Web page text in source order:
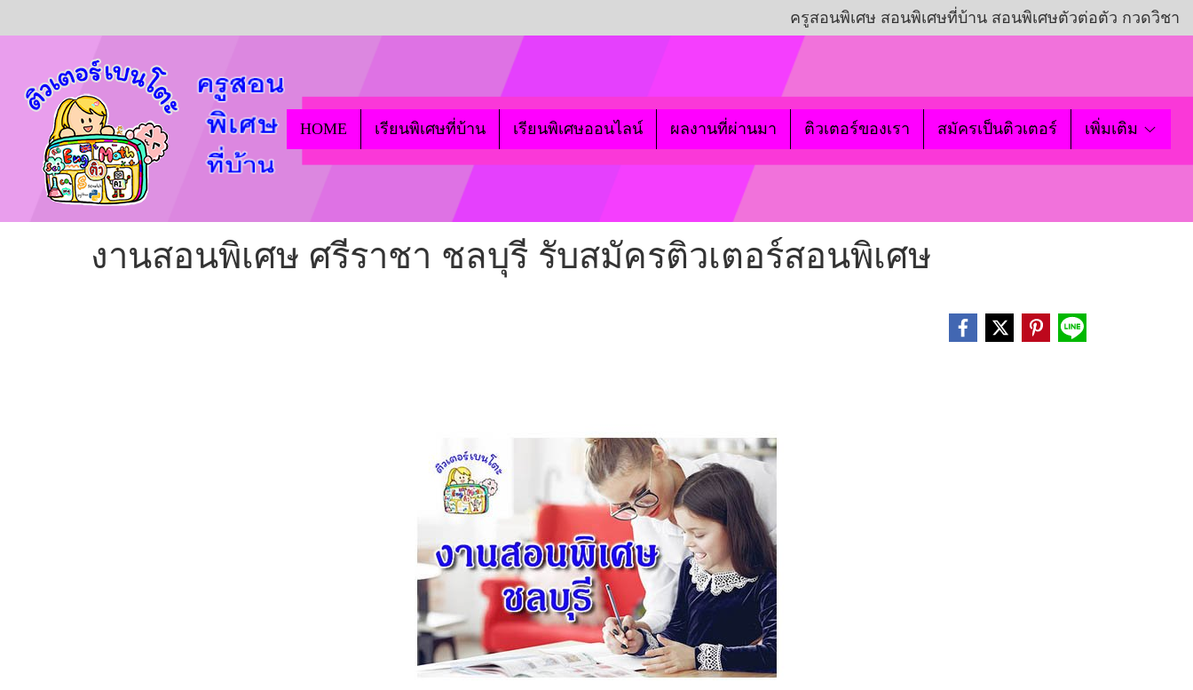
ครูสอนพิเศษ สอนพิเศษที่บ้าน สอนพิเศษตัวต่อตัว กวดวิชา
HOME เรียนพิเศษที่บ้าน เรียนพิเศษออนไลน์ ผลงานที่ผ่านมา ติวเตอร์ของเรา สมัครเป็นติวเตอร์ เพิ่มเติม
งานสอนพิเศษ ศรีราชา ชลบุรี รับสมัครติวเตอร์สอนพิเศษ